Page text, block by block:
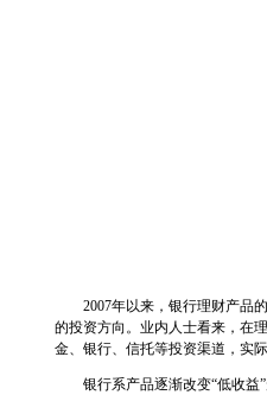
2007年以来，银行理财产品的
的投资方向。业内人士看来，在
金、银行、信托等投资渠道，实
银行系产品逐渐改变“低收益”